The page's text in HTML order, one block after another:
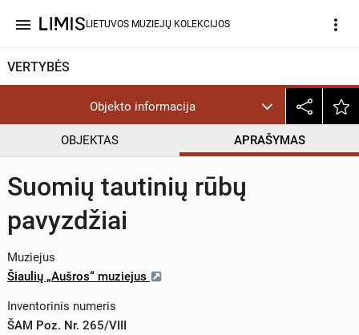
menu LIETUVOS MUZIEJŲ KOLEKCIJOS more_vert
VERTYBĖS
Objekto informacija
OBJEKTAS APRAŠYMAS
Suomių tautinių rūbų
pavyzdžiai
Muziejus
Šiaulių „Aušros“ muziejus
Inventorinis numeris
ŠAM Poz. Nr. 265/VIII